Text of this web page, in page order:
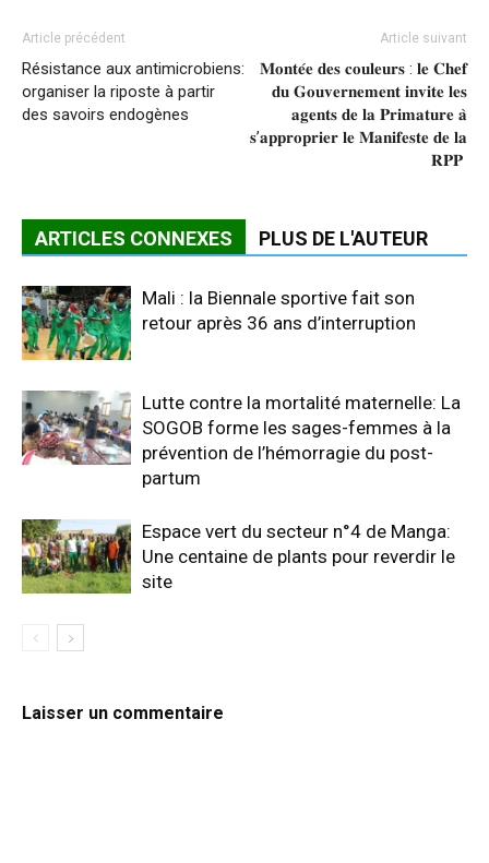
Article précédent
Résistance aux antimicrobiens:
organiser la riposte à partir
des savoirs endogènes
Article suivant
𝐌𝐨𝐧𝐭𝐞́𝐞 𝐝𝐞𝐬 𝐜𝐨𝐮𝐥𝐞𝐮𝐫𝐬 : 𝐥𝐞 𝐂𝐡𝐞𝐟
𝐝𝐮 𝐆𝐨𝐮𝐯𝐞𝐫𝐧𝐞𝐦𝐞𝐧𝐭 𝐢𝐧𝐯𝐢𝐭𝐞 𝐥𝐞𝐬
𝐚𝐠𝐞𝐧𝐭𝐬 𝐝𝐞 𝐥𝐚 𝐏𝐫𝐢𝐦𝐚𝐭𝐮𝐫𝐞 𝐚̀
𝐬’𝐚𝐩𝐩𝐫𝐨𝐩𝐫𝐢𝐞𝐫 𝐥𝐞 𝐌𝐚𝐧𝐢𝐟𝐞𝐬𝐭𝐞 𝐝𝐞 𝐥𝐚
𝐑𝐏𝐏 ‎
ARTICLES CONNEXES PLUS DE L'AUTEUR
Mali : la Biennale sportive fait son
retour après 36 ans d’interruption
Lutte contre la mortalité maternelle: La
SOGOB forme les sages-femmes à la
prévention de l’hémorragie du post-
partum
Espace vert du secteur n°4 de Manga:
Une centaine de plants pour reverdir le
site
Laisser un commentaire